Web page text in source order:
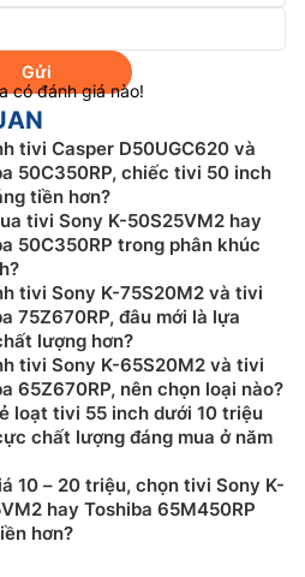
4K 85C350RP tự động
các thông số hình ảnh theo
nhằm mang lại chất lượng hiển
tối ưu hóa.
trợ bởi bộ xử lý AI Regza
nghệ AI 4K Clarity kết hợp
để mang đến chất lượng
pháp toàn diện này giúp
cao chất lượng video
Gửi
có đánh giá nào!
tivi Casper D50UGC620 và
50C350RP, chiếc tivi 50 inch
tiền hơn?
tivi Sony K-50S25VM2 hay
50C350RP trong phân khúc
tivi Sony K-75S20M2 và tivi
75Z670RP, đâu mới là lựa
lượng hơn?
tivi Sony K-65S20M2 và tivi
65Z670RP, nên chọn loại nào?
loạt tivi 55 inch dưới 10 triệu
chất lượng đáng mua ở năm
10 – 20 triệu, chọn tivi Sony K-
hay Toshiba 65M450RP
hơn?